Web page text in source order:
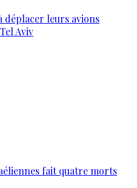
déplacer leurs avions
Aviv
fait quatre morts